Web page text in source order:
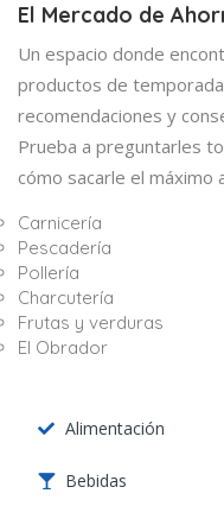
El Mercado de
Un espacio donde
productos de
recomendaciones y
Prueba a preguntarles
cómo sacarle el máximo
Carnicería
Pescadería
Pollería
Charcutería
Frutas y verduras
El Obrador
Alimentación
Bebidas